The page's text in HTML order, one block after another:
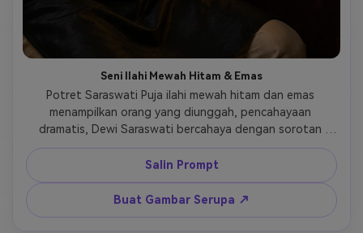
Seni Ilahi Mewah Hitam & Emas
Potret Saraswati Puja ilahi mewah hitam dan emas
menampilkan orang yang diunggah, pencahayaan
dramatis, Dewi Saraswati bercahaya dengan sorotan
emas, keanggunan sakral, karya seni spiritual premium
Salin Prompt
Buat Gambar Serupa ↗